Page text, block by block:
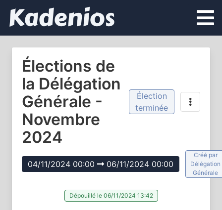
Kadenios
Élections de
la Délégation
Générale -
Novembre
2024
Élection
terminée
04/11/2024 00:00 06/11/2024 00:00
Créé par
Délégation
Générale
Dépouillé le 06/11/2024 13:42